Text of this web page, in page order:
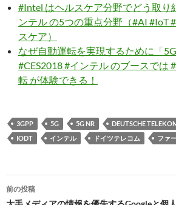
#Intel はヘルスケア分野でどう取り
ンテル の5つの重点分野（#AI #IoT
スケア）
なぜ自動運転を実現するために「
#CES2018 #インテル のブースでは
転 が体験できる！
3GPP 5G 5G NR DEUTSCHE
IODT
インテル ドイツテレコム ファ
投
前の投稿